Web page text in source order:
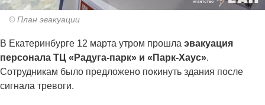
© План эвакуации
В Екатеринбурге 12 марта утром прошла эвакуация
персонала ТЦ «Радуга-парк» и «Парк-Хаус».
Сотрудникам было предложено покинуть здания после
сигнала тревоги.